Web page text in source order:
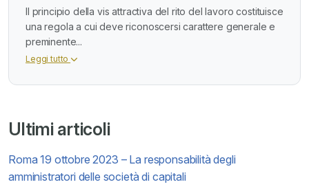
Ultimi articoli
Roma 19 ottobre 2023 – La responsabilità degli
amministratori delle società di capitali
Il principio della vis attractiva del rito del lavoro costituisce
una regola a cui deve riconoscersi carattere generale e
preminente...
Leggi tutto